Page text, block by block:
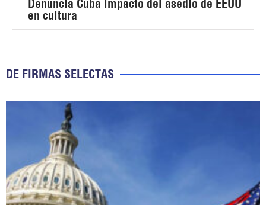
Denuncia Cuba impacto del asedio de EEUU
en cultura
DE FIRMAS SELECTAS